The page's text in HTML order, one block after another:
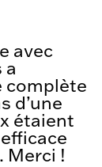
avec
a
complète
d’une
étaient
Merci !